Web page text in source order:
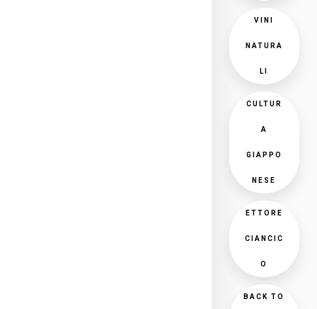
VINI
NATURA
LI
CULTUR
A
GIAPPO
NESE
ETTORE
CIANCIC
O
BACK TO